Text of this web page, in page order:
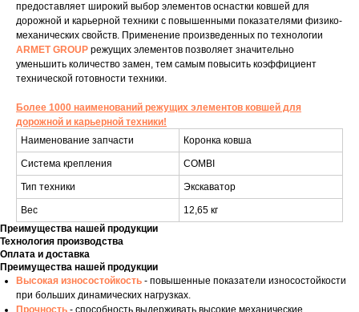
предоставляет широкий выбор элементов оснастки ковшей для
дорожной и карьерной техники с повышенными показателями физико-
механических свойств. Применение произведенных по технологии
ARMET GROUP режущих элементов позволяет значительно
уменьшить количество замен, тем самым повысить коэффициент
технической готовности техники.
Более 1000 наименований режущих элементов ковшей для
дорожной и карьерной техники!
Наименование запчасти
Коронка ковша
Система крепления COMBI
Тип техники Экскаватор
Вес
12,65 кг
Преимущества нашей продукции
Технология производства
Оплата и доставка
Преимущества нашей продукции
Высокая износостойкость - повышенные показатели износостойкости
при больших динамических нагрузках.